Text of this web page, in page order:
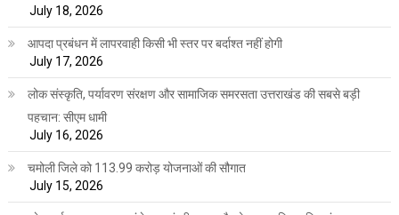
July 18, 2026
आपदा प्रबंधन में लापरवाही किसी भी स्तर पर बर्दाश्त नहीं होगी
July 17, 2026
लोक संस्कृति, पर्यावरण संरक्षण और सामाजिक समरसता उत्तराखंड की सबसे बड़ी
पहचान: सीएम धामी
July 16, 2026
चमोली जिले को 113.99 करोड़ योजनाओं की सौगात
July 15, 2026